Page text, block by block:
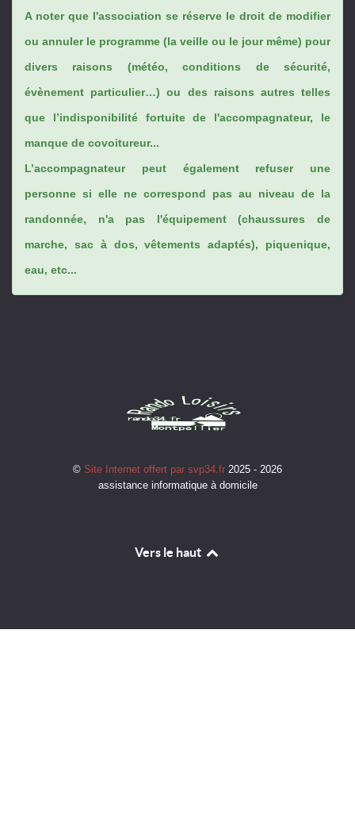
A noter que l'association se réserve le droit de modifier
ou annuler le programme (la veille ou le jour même) pour
divers raisons (météo, conditions de sécurité,
évènement particulier…) ou des raisons autres telles
que l’indisponibilité fortuite de l'accompagnateur, le
manque de covoitureur...
L’accompagnateur peut également refuser une
personne si elle ne correspond pas au niveau de la
randonnée, n'a pas l'équipement (chaussures de
marche, sac à dos, vêtements adaptés), piquenique,
eau, etc...
© Site Internet offert par svp34.fr 2025 - 2026
assistance informatique à domicile
Vers le haut